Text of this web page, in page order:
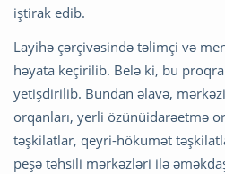
iştirak edib.
Layihə çərçivəsində təlimçi və
həyata keçirilib. Belə ki, bu
yetişdirilib. Bundan əlavə,
orqanları, yerli özünüidarəetmə
təşkilatlar, qeyri-hökumət
peşə təhsili mərkəzləri ilə